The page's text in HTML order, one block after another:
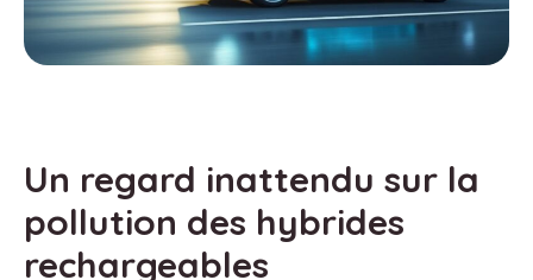
Un regard inattendu sur la
pollution des hybrides
rechargeables